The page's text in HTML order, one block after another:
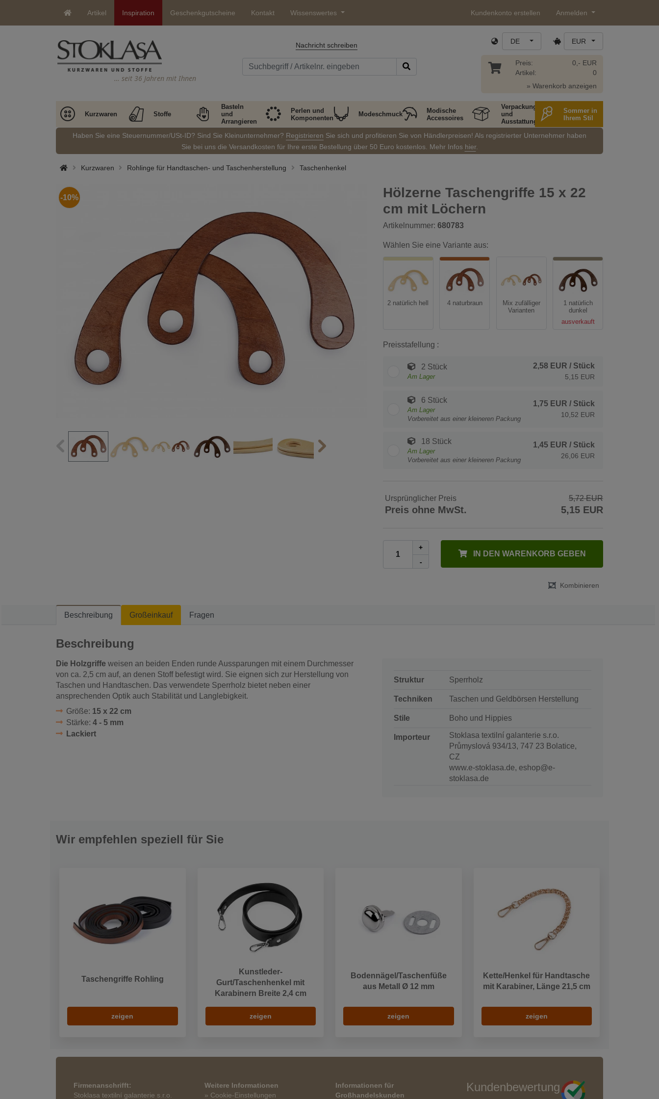
Artikel Inspiration Geschenkgutscheine Kontakt Wissenswertes Kundenkonto erstellen Anmelden
… seit 36 Jahren mit Ihnen
Nachricht schreiben DE EUR
Preis:
Artikel:
0,- EUR
0
» Warenkorb anzeigen
Kurzwaren Stoffe
Basteln
und
Arrangieren
Perlen und
Komponenten
Modeschmuck
Modische
Accessoires
Verpackung
und
Ausstattung
Sommer in
Ihrem Stil
Haben Sie eine Steuernummer/USt-ID? Sind Sie Kleinunternehmer? Registrieren Sie sich und profitieren Sie von Händlerpreisen! Als registrierter Unternehmer haben
Sie bei uns die Versandkosten für Ihre erste Bestellung über 50 Euro kostenlos. Mehr Infos hier.
Kurzwaren Rohlinge für Handtaschen- und Taschenherstellung Taschenhenkel
Hölzerne Taschengriffe 15 x 22
cm mit Löchern
Artikelnummer: 680783
-10%
Wählen Sie eine Variante aus:
2 natürlich hell 4 naturbraun
Mix zufälliger
Varianten
1 natürlich
dunkel
ausverkauft
Preisstafellung :
2 Stück
Am Lager
2,58 EUR / Stück
5,15 EUR
6 Stück
Am Lager
Vorbereitet aus einer kleineren Packung
1,75 EUR / Stück
10,52 EUR
18 Stück
Am Lager
Vorbereitet aus einer kleineren Packung
1,45 EUR / Stück
26,06 EUR
Ursprünglicher Preis 5,72 EUR
Preis ohne MwSt. 5,15 EUR
+
-
IN DEN WARENKORB GEBEN
Kombinieren
Beschreibung Großeinkauf Fragen
Beschreibung
Die Holzgriffe weisen an beiden Enden runde Aussparungen mit einem Durchmesser
von ca. 2,5 cm auf, an denen Stoff befestigt wird. Sie eignen sich zur Herstellung von
Taschen und Handtaschen. Das verwendete Sperrholz bietet neben einer
ansprechenden Optik auch Stabilität und Langlebigkeit.
Größe: 15 x 22 cm
Stärke: 4 - 5 mm
Lackiert
Struktur Sperrholz
Techniken Taschen und Geldbörsen Herstellung
Stile Boho und Hippies
Importeur
Stoklasa textilní galanterie s.r.o.
Průmyslová 934/13, 747 23 Bolatice,
CZ
www.e-stoklasa.de, eshop@e-
stoklasa.de
Wir empfehlen speziell für Sie
Taschengriffe Rohling
zeigen
Kunstleder-
Gurt/Taschenhenkel mit
Karabinern Breite 2,4 cm
zeigen
Bodennägel/Taschenfüße
aus Metall Ø 12 mm
zeigen
Kette/Henkel für Handtasche
mit Karabiner, Länge 21,5 cm
zeigen
Firmenanschrifft:
Stoklasa textilní galanterie s.r.o.
Weitere Informationen
» Cookie-Einstellungen
Informationen für
Großhandelskunden
Kundenbewertung